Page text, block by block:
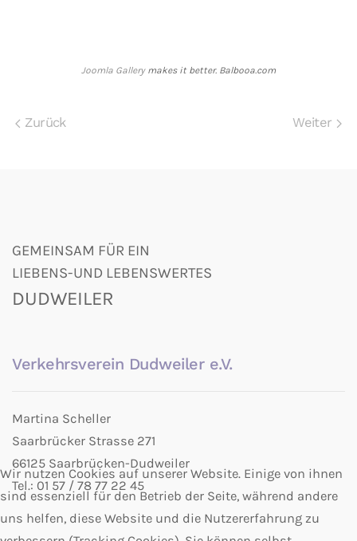
Joomla Gallerymakes it better. Balbooa.com
Zurück Weiter
GEMEINSAM FÜR EIN
LIEBENS-UND LEBENSWERTES
DUDWEILER
Verkehrsverein Dudweiler e.V.
Martina Scheller
Saarbrücker Strasse 271
66125 Saarbrücken-Dudweiler
Tel.: 01 57 / 78 77 22 45
Wir nutzen Cookies auf unserer Website. Einige von ihnen
sind essenziell für den Betrieb der Seite, während andere
uns helfen, diese Website und die Nutzererfahrung zu